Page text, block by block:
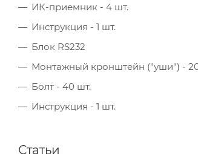
ИК-приемник - 4 шт.
Инструкция - 1 шт.
Блок RS232
Монтажный кронштейн ("уши") -
Болт - 40 шт.
Инструкция - 1 шт.
Статьи